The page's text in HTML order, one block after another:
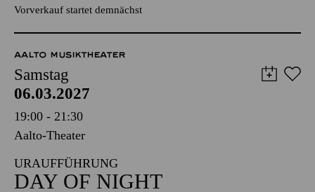
Szenisches Projekt im Rahmen des Komponistinnenfestivals
Vorverkauf startet demnächst
AALTO MUSIKTHEATER
Samstag
06.03.2027
19:00 - 21:30
Aalto-Theater